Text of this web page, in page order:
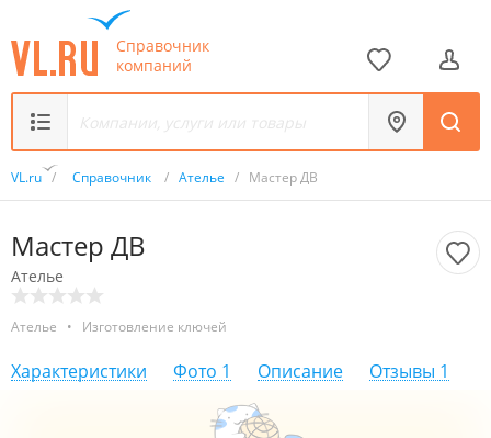
Справочник
компаний
VL.ru / Справочник / Ателье / Мастер ДВ
Мастер ДВ
Ателье
Ателье • Изготовление ключей
Характеристики Фото 1 Описание Отзывы 1